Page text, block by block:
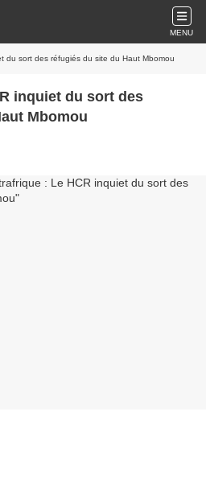
MENU
du sort des réfugiés du site du Haut Mbomou
inquiet du sort des
Mbomou